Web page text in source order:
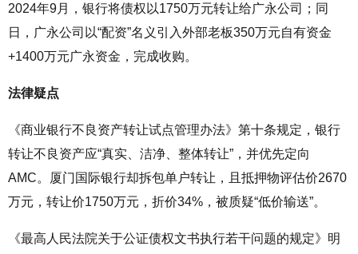
2024年9月，银行将债权以1750万元转让给广永公司；同
日，广永公司以“配资”名义引入外部老板350万元自有资金
+1400万元广永资金，完成收购。
法律疑点
《商业银行不良资产转让试点管理办法》第十条规定，银行
转让不良资产应“真实、洁净、整体转让”，并优先定向
AMC。厦门国际银行却拆包单户转让，且抵押物评估价2670
万元，转让价1750万元，折价34% ，被质疑“低价输送”。
《最高人民法院关于公证债权文书执行若干问题的规定》明